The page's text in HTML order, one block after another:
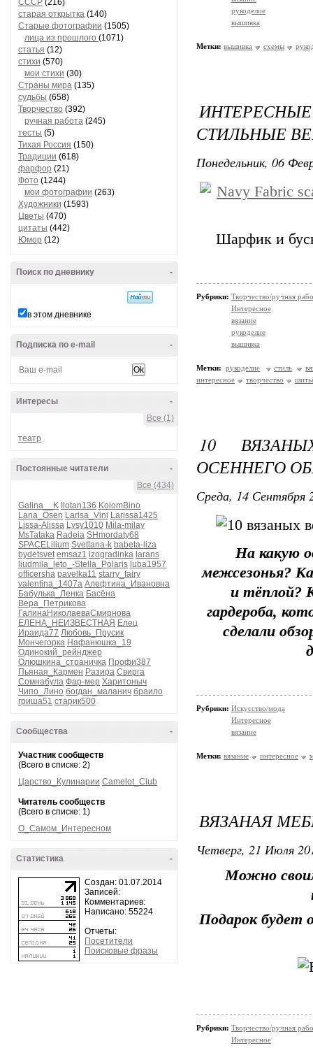
СССР (216)
старая открытка (140)
Старые фотографии (1505)
лица из прошлого (1071)
статья (12)
стихи (570)
мои стихи (30)
Страны мира (135)
судьбы (658)
Творчество (392)
ручная работа (245)
тесты (5)
Тихая Россия (150)
Традиции (618)
фарфор (21)
Фото (1244)
мои фотографии (263)
Художники (1593)
Цветы (470)
цитаты (442)
Юмор (12)
-
Поиск по дневнику
в этом дневнике
-
Подписка по e-mail
-
Интересы
Все (1)
театр
-
Постоянные читатели
Все (434)
Galina__K Ilotan136 KolomBino
Lana_Osen Larisa_Vini Larissa1425
Lissa-Alissa Lysy1010 Mila-milay
MsTataka Radeia SHmordaty68
SPACELilium Svetlana-k babeta-liza
bydetsvet emsaz1 izogradinka larans
liudmila_leto_-Stella_Polaris luba1957
officersha pavelka11 starry_fairy
valentina_1407a Алефтина_Ивановна
Бабулька_Ленка Басёна
Вера_Петрикова
ГалинаНиколаеваСмирнова
ЕЛЕНА_НЕИЗВЕСТНАЯ Елец
Ираида77 Любовь_Прусик
Мончегорка Нафанюшка_19
Одинокий_рейнджер
Олюшкина_страничка Профи387
Пьяная_Кармен Разира Свирга
Сомнабула Фар-мер Харитоныч
Чипо_Лино богдан_маланич браило
гриша51 старик500
-
Сообщества
Участник сообществ
(Всего в списке: 2)
Царство_Кулинарии Camelot_Club
Читатель сообществ
(Всего в списке: 1)
О_Самом_Интересном
-
Статистика
Создан: 01.07.2014
Записей:
Комментариев:
Написано: 55224
Отчеты:
Посетители
Поисковые фразы
рукоделие
вышивка
Метки: вышивка схемы
СТИЛЬНЫЕ
Понедельник, 06
Шарфик и
Рубрики: Творчество/ручная
Интересное
вязание
рукоделие
вышивка
Метки: рукоделие стиль
интересное
творчество
10
ОСЕННЕГО
Среда, 14 Сентября
На какую
межсезонья?
и тёплой?
гардероба,
сделали
Рубрики: Искусство/мода
Интересное
вязание
Метки: вязание интересное
ВЯЗАНАЯ
Четверг, 21 Июля
Можно
Подарок будет
Рубрики: Творчество/ручная
Интересное